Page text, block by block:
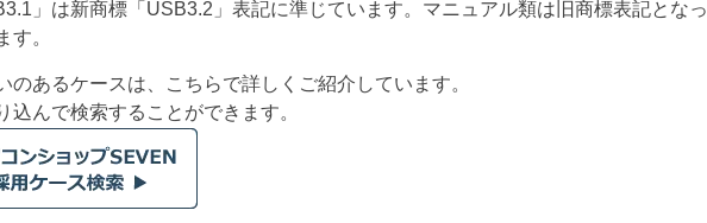
」は新商標「USB3.2」表記に準じています。マニュアル類は旧商標表記となっ
す。
のあるケースは、こちらで詳しくご紹介しています。
込んで検索することができます。